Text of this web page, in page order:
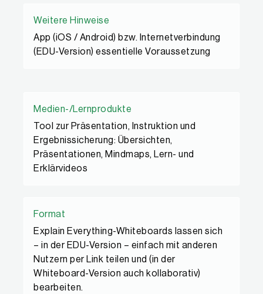
Weitere Hinweise
App (iOS / Android) bzw. Internetverbindung
(EDU-Version) essentielle Voraussetzung
Medien-/Lernprodukte
Tool zur Präsentation, Instruktion und
Ergebnissicherung: Übersichten,
Präsentationen, Mindmaps, Lern- und
Erklärvideos
Format
Explain Everything-Whiteboards lassen sich
– in der EDU-Version – einfach mit anderen
Nutzern per Link teilen und (in der
Whiteboard-Version auch kollaborativ)
bearbeiten.